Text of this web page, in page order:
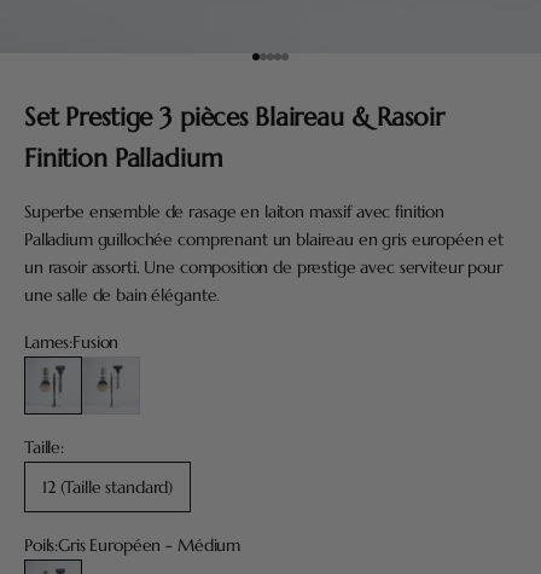
Aller à l'élément 1
Aller à l'élément 3
Aller à l'élément 4
Aller à l'élément 6
Aller à l'élément 7
Set Prestige 3 pièces Blaireau & Rasoir
Finition Palladium
Superbe ensemble de rasage en laiton massif avec finition
Palladium guillochée comprenant un blaireau en gris européen et
un rasoir assorti. Une composition de prestige avec serviteur pour
une salle de bain élégante.
Lames:Fusion
Fusion
Mach3
Taille:
12 (Taille standard)
Poils:Gris Européen - Médium